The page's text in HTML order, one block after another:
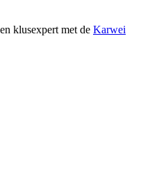
klusexpert met de Karwei